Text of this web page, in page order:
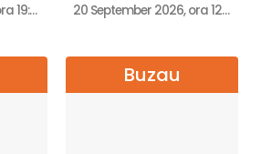
19 September 2026, ora 19:00 20 September 2026, ora 12:30
Buzau